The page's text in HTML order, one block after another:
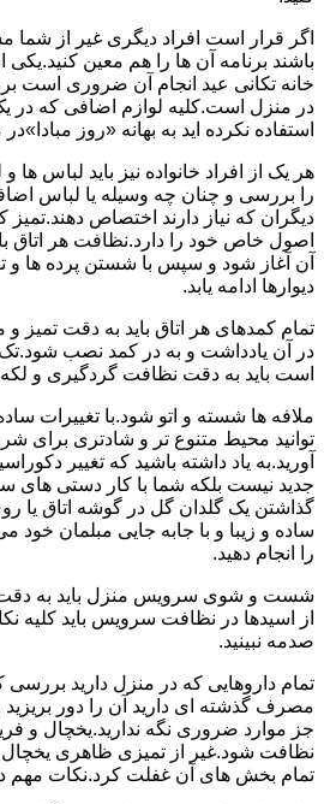
اگر قرار است افراد دیگری غیر از شما
باشند برنامه آن ها را هم معین کنید.یکی
خانه تکانی عید انجام آن ضروری است
در منزل است.کلیه لوازم اضافی که در
استفاده نکرده اید به بهانه «روز
هر یک از افراد خانواده نیز باید لباس
را بررسی و چنان چه وسیله یا لباس
دیگران که نیاز دارند اختصاص
اصول خاص خود را دارد.نظافت هر اتاق
آن آغاز شود و سپس با شستن پرده ها و
دیوارها ادامه یابد.
تمام کمدهای هر اتاق باید به دقت تمیز
در آن یادداشت و به در کمد نصب
است باید به دقت نظافت گردگیری و
ملافه ها شسته و اتو شود.با تغییرات
توانید محیط متنوع تر و شادتری برای
آورید.به یاد داشته باشید که تغییر
جدید نیست بلکه شما با کار دستی های
گذاشتن یک گلدان گل در گوشه اتاق یا
ساده و زیبا و با جابه جایی مبلمان خود
را انجام دهید.
شست و شوی سرویس منزل باید به دقت
از اسیدها در نظافت سرویس باید کلیه
صدمه نبینید.
تمام داروهایی که در منزل دارید بررسی
مصرف گذشته ای دارید آن را دور بریزید
جز موارد ضروری نگه ندارید.یخچال و
نظافت شود.غیر از تمیزی ظاهری یخچال
تمام بخش های آن غفلت کرد.نکات مهم